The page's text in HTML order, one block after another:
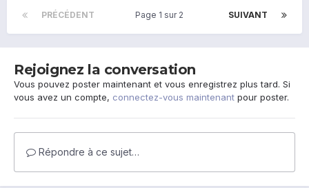
PRÉCÉDENT SUIVANT
Page 1 sur 2
Rejoignez la conversation
Vous pouvez poster maintenant et vous enregistrez plus tard. Si
vous avez un compte, connectez-vous maintenant pour poster.
Répondre à ce sujet…